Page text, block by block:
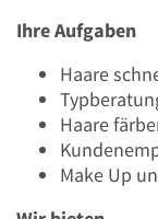
Ihre Aufgaben
Haare
Haare
Make Up